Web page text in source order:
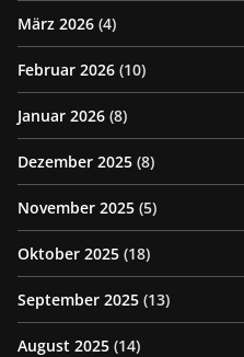
März 2026 (4)
Februar 2026 (10)
Januar 2026 (8)
Dezember 2025 (8)
November 2025 (5)
Oktober 2025 (18)
September 2025 (13)
August 2025 (14)